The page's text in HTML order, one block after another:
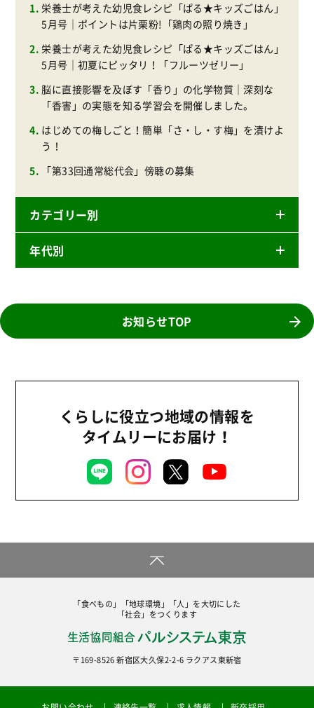
栄養士が考えた幼児食レシピ「ぱる★キッズごはん」
5月号｜ポイントは片栗粉!「鶏肉の照り焼き」
栄養士が考えた幼児食レシピ「ぱる★キッズごはん」
5月号｜初夏にピッタリ！「フルーツゼリー」
脳に直接影響を及ぼす「香り」の化学物質｜深刻な
「香害」の実態を知る学習会を開催しました。
はじめての梅しごと！簡単「さ・し・す梅」を漬けよ
う！
「第33回通常総代会」傍聴の募集
カテゴリー別
ニュースリリース
商品
地域コミュニティ
平和と国際連帯
お米の出前授業
いなぎめぐみの里山
広報
復興支援
年代別
2024年
2021年
2012年
2011年
お知らせTOP
くらしに役立つ地域の情報を
タイムリーにお届け！
「食べもの」「地球環境」「人」を大切にした
「社会」をつくります
〒169-8526 新宿区大久保2-2-6 ラクアス東新宿